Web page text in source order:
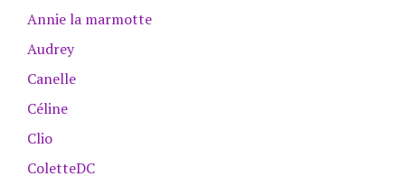
Annie la marmotte
Audrey
Canelle
Céline
Clio
ColetteDC